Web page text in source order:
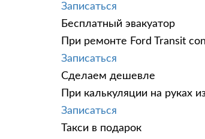
Записаться
Бесплатный эвакуатор
При ремонте Ford Transit
Записаться
Сделаем дешевле
При калькуляции на руках
Записаться
Такси в подарок